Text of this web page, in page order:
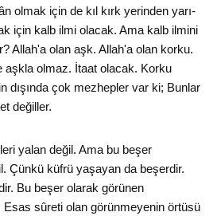
olmak için de kıl kırk yerinden yarı-
için kalb ilmi olacak. Ama kalb ilmini
Allah'a olan aşk. Allah'a olan korku.
aşkla olmaz. İtaat olacak. Korku
dışında çok mezhepler var ki; Bunlar
değiller.
yalan değil. Ama bu beşer
Çünkü küfrü yaşayan da beşerdir.
Bu beşer olarak görünen
Esas sûreti olan görünmeyenin örtüsü